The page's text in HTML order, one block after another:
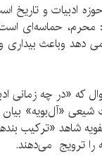
ادبیات و تاریخ
محرم، حماسه‌ای
دهد وباعث بیداری
که «در چه زمانی
«آل‌بویه»
شاهد «ترکیب
را ترویج می‌دهند.